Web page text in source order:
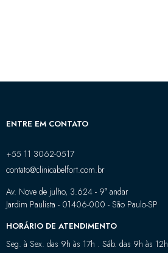
ENTRE EM CONTATO
+55 11 3062-0517
contato@clinicabelfort.com.br
Av. Nove de julho, 3.624 - 9° andar
Jardim Paulista - 01406-000 - São Paulo-SP
HORÁRIO DE ATENDIMENTO
Seg. à Sex. das 9h às 17h . Sáb. das 9h às 12h